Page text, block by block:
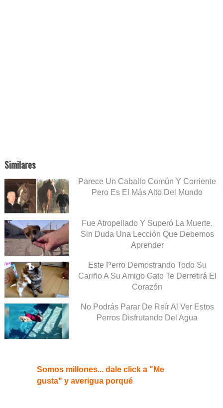
Similares
Parece Un Caballo Común Y Corriente
Pero Es El Más Alto Del Mundo
Fue Atropellado Y Superó La Muerte.
Sin Duda Una Lección Que Debemos
Aprender
Este Perro Demostrando Todo Su
Cariño A Su Amigo Gato Te Derretirá El
Corazón
No Podrás Parar De Reír Al Ver Estos
Perros Disfrutando Del Agua
Somos millones... dale click a "Me
gusta" y averigua porqué